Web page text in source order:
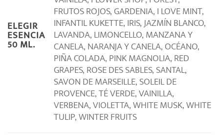
ELEGIR
ESENCIA
50 ML.
FRUTOS ROJOS, GARDENIA, I LOVE MINT,
INFANTIL KUKETTE, IRIS, JAZMÍN BLANCO,
LAVANDA, LIMONCELLO, MANZANA Y
CANELA, NARANJA Y CANELA, OCÉANO,
PIÑA COLADA, PINK MAGNOLIA, RED
GRAPES, ROSE DES SABLES, SANTAL,
SAVON DE MARSEILLE, SOLEIL DE
PROVENCE, TÉ VERDE, VAINILLA,
VERBENA, VIOLETTA, WHITE MUSK, WHITE
TULIP, WINTER FRUITS